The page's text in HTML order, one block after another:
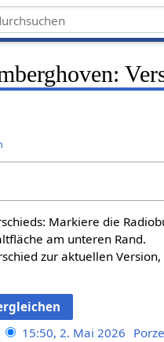
Markiere die
am unteren Rand.
zur aktuellen Version,
15:50, 2. Mai 2026